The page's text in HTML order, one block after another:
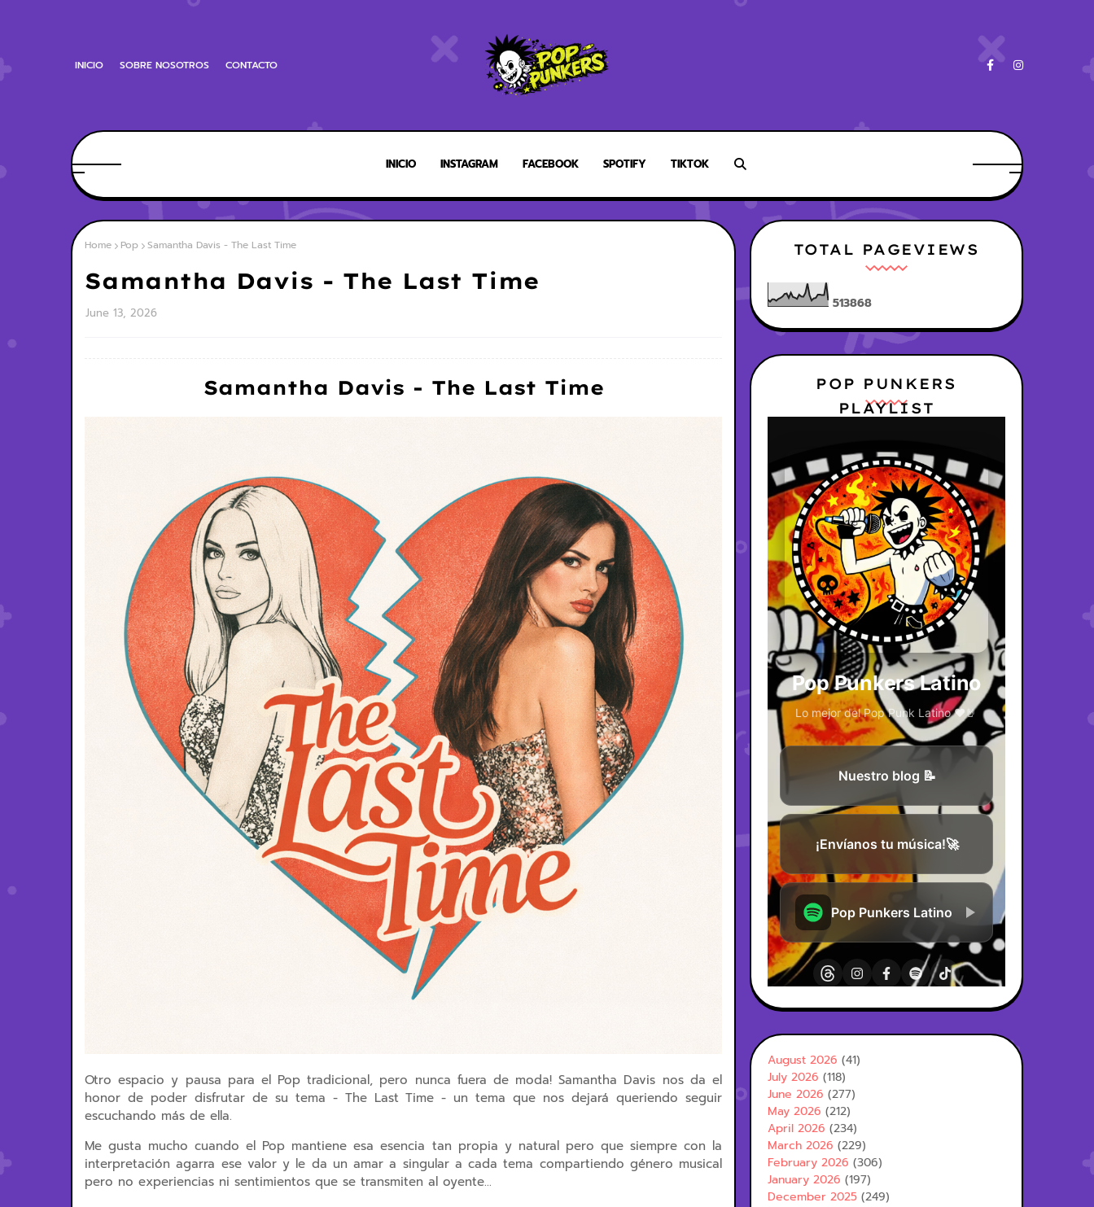
INICIO SOBRE NOSOTROS CONTACTO
INICIO INSTAGRAM FACEBOOK SPOTIFY TIKTOK
Home Pop Samantha Davis - The Last Time
Samantha Davis - The Last Time
June 13, 2026
Samantha Davis - The Last Time
Otro espacio y pausa para el Pop tradicional, pero nunca fuera de moda!Samantha Davis nos da el
honor de poder disfrutar de su tema - The Last Time - un tema que nos dejará queriendo seguir
escuchando más de ella.
Me gusta mucho cuando el Pop mantiene esa esencia tan propia y natural pero que siempre con la
interpretación agarra ese valor y le da un amar a singular a cada tema compartiendo género musical
pero no experiencias ni sentimientos que se transmiten al oyente...
TOTAL PAGEVIEWS
513868
POP PUNKERS
PLAYLIST
August 2026 (41)
July 2026 (118)
June 2026 (277)
May 2026 (212)
April 2026 (234)
March 2026 (229)
February 2026 (306)
January 2026 (197)
December 2025 (249)